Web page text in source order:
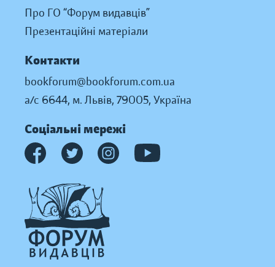
Про ГО “Форум видавців”
Презентаційні матеріали
Контакти
bookforum@bookforum.com.ua
а/с 6644, м. Львів, 79005, Україна
Соціальні мережі